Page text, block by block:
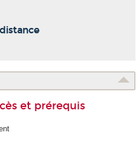
et prérequis